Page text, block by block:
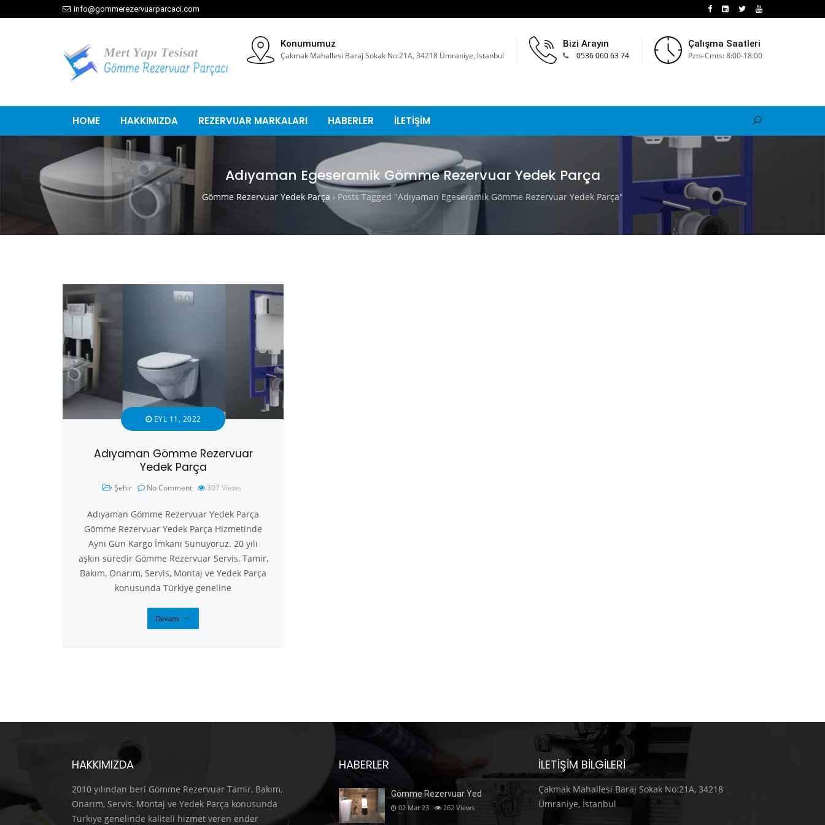
info@gommerezervuarparcaci.com
Konumumuz
Çakmak Mahallesi Baraj Sokak No:21A, 34218 Ümraniye, İstanbul
Bizi Arayın
0536 060 63 74
Çalışma Saatleri
Pzts-Cmts: 8:00-18:00
HOME HAKKIMIZDA REZERVUAR MARKALARI HABERLER İLETİŞİM
Adıyaman Egeseramik Gömme Rezervuar Yedek Parça
Gömme Rezervuar Yedek Parça › Posts Tagged "Adıyaman Egeseramik Gömme Rezervuar Yedek Parça"
EYL 11, 2022
Adıyaman Gömme Rezervuar
Yedek Parça
Şehir No Comment 307 Views
Adıyaman Gömme Rezervuar Yedek Parça
Gömme Rezervuar Yedek Parça Hizmetinde
Aynı Gün Kargo İmkanı Sunuyoruz. 20 yılı
aşkın süredir Gömme Rezervuar Servis, Tamir,
Bakım, Onarım, Servis, Montaj ve Yedek Parça
konusunda Türkiye geneline
Devamı
HAKKIMIZDA
2010 yılından beri Gömme Rezervuar Tamir, Bakım,
Onarım, Servis, Montaj ve Yedek Parça konusunda
Türkiye genelinde kaliteli hizmet veren ender
HABERLER
Gömme Rezervuar Yed
02 Mar 23 262 Views
İLETIŞIM BILGILERI
Çakmak Mahallesi Baraj Sokak No:21A, 34218
Ümraniye, İstanbul